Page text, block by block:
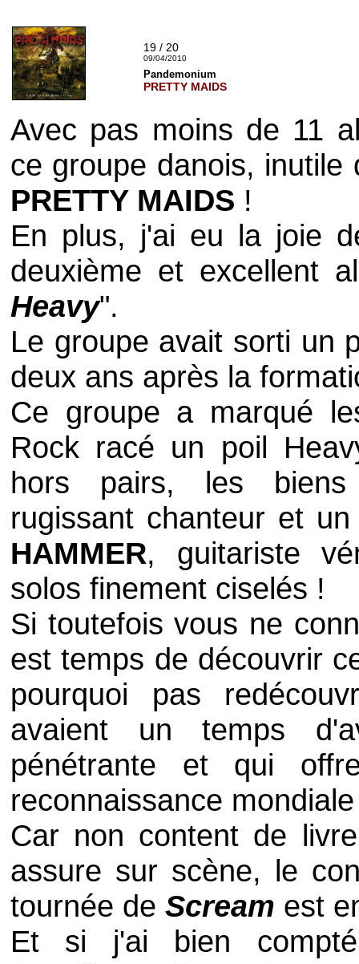
19 / 20
09/04/2010
Pandemonium
PRETTY MAIDS
Avec pas moins de 11
ce groupe danois,
PRETTY MAIDS !
En plus, j'ai eu la joie
deuxième et excellent
Heavy".
Le groupe avait sorti un
deux ans après la
Ce groupe a marqué
Rock racé un poil
hors pairs, les
rugissant chanteur et
HAMMER, guitariste
solos finement ciselés !
Si toutefois vous ne
est temps de découvrir
pourquoi pas
avaient un temps
pénétrante et qui
reconnaissance
Car non content de
assure sur scène, le
tournée de Scream est
Et si j'ai bien